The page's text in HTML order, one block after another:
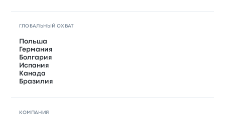
ГЛОБАЛЬНЫЙ ОХВАТ
Польша
Германия
Болгария
Испания
Канада
Бразилия
КОМПАНИЯ